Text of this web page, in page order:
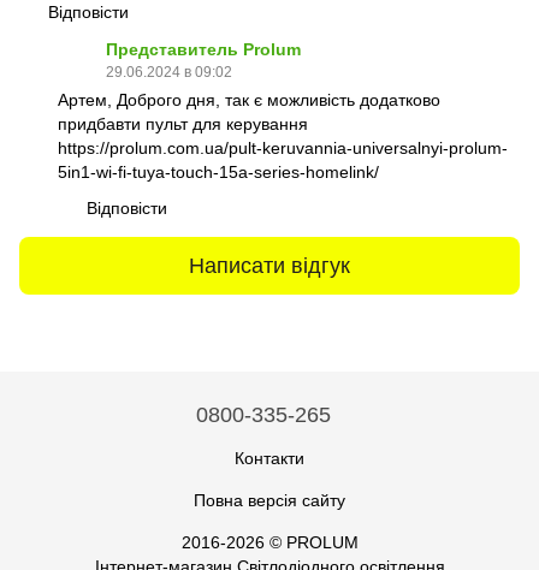
Відповісти
Представитель Prolum
29.06.2024 в 09:02
Артем, Доброго дня, так є можливість додатково
придбавти пульт для керування
https://prolum.com.ua/pult-keruvannia-universalnyi-prolum-
5in1-wi-fi-tuya-touch-15a-series-homelink/
Відповісти
Написати відгук
0800-335-265
Контакти
Повна версія сайту
2016-2026 © PROLUM